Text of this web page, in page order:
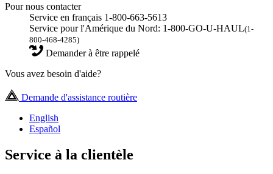
Pour nous contacter
Service en français 1-800-663-5613
Service pour l'Amérique du Nord: 1-800-GO-U-HAUL(1-
800-468-4285)
Demander à être rappelé
Vous avez besoin d'aide?
Demande d'assistance routière
English
Español
Service à la clientèle